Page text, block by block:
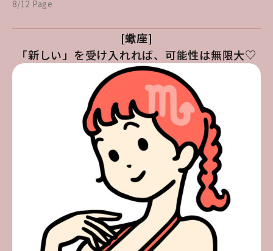
8/12 Page
[蠍座]
「新しい」を受け入れれば、可能性は無限大♡